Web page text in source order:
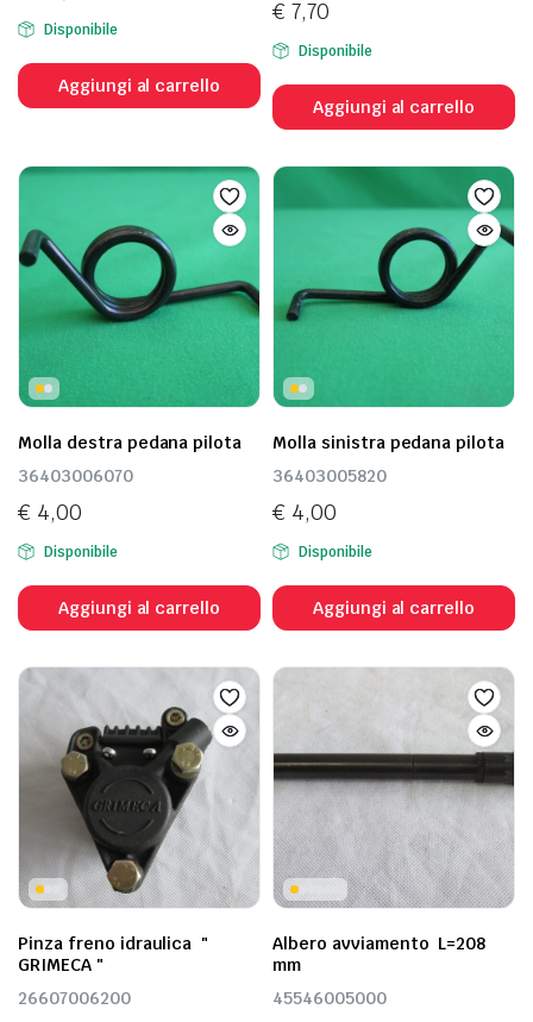
Disponibile
Aggiungi al carrello
€ 7,70
Disponibile
Aggiungi al carrello
Molla destra pedana pilota
36403006070
€ 4,00
Disponibile
Aggiungi al carrello
Molla sinistra pedana pilota
36403005820
€ 4,00
Disponibile
Aggiungi al carrello
Pinza freno idraulica "
GRIMECA "
26607006200
Albero avviamento L=208
mm
45546005000